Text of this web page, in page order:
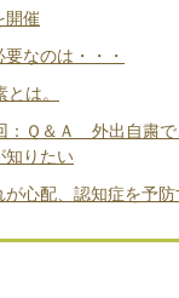
開催
なのは・・・
は。
：Ｑ＆Ａ 外出自粛
知りたい
心配、認知症を予